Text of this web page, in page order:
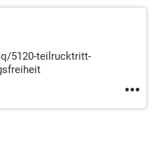
5120-teilrucktritt-